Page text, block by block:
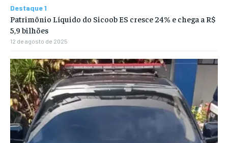
Destaque 1
Patrimônio Líquido do Sicoob ES cresce 24% e chega a R$
5,9 bilhões
12 de agosto de 2025